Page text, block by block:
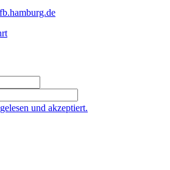
und akzeptiert.